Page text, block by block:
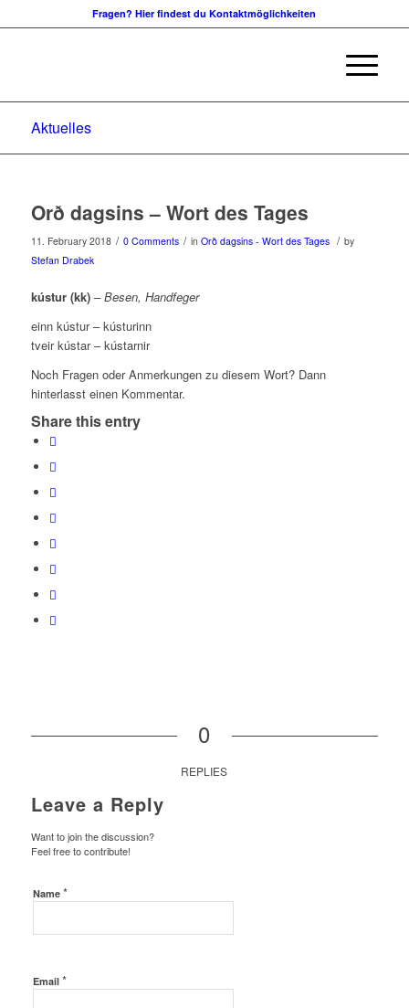
Fragen? Hier findest du Kontaktmöglichkeiten
Aktuelles
Orð dagsins – Wort des Tages
11. February 2018 / 0 Comments / in Orð dagsins - Wort des Tages / by
Stefan Drabek
kústur (kk) – Besen, Handfeger
einn kústur – kústurinn
tveir kústar – kústarnir
Noch Fragen oder Anmerkungen zu diesem Wort? Dann
hinterlasst einen Kommentar.
Share this entry
0
REPLIES
Leave a Reply
Want to join the discussion?
Feel free to contribute!
Name *
Email *